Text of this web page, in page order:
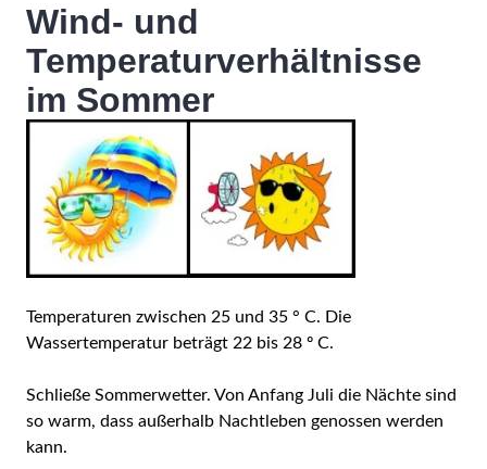
Wind- und
Temperaturverhältnisse
im Sommer
Temperaturen zwischen 25 und 35 ° C. Die
Wassertemperatur beträgt 22 bis 28 º C.
Schließe Sommerwetter. Von Anfang Juli die Nächte sind
so warm, dass außerhalb Nachtleben genossen werden
kann.